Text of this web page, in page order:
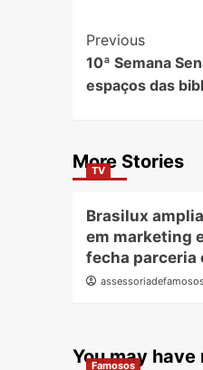
Post
Previous
10ª Semana
espaços das
More Stories
TV
Brasilux
em marketing
fecha parceria
You may have
Famosos